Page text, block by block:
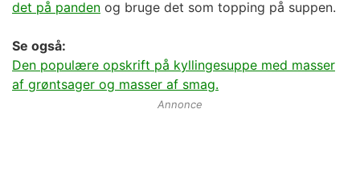
det på panden og bruge det som topping på suppen.
Se også:
Den populære opskrift på kyllingesuppe med masser
af grøntsager og masser af smag.
Annonce